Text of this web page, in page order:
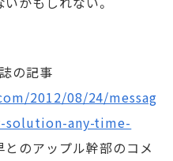
の記事
2012/08/24/messag
solution-any-time-
とのアップル幹部のコメ